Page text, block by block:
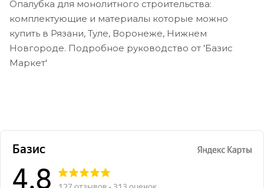
Опалубка для монолитного строительства:
комплектующие и материалы которые можно
купить в Рязани, Туле, Воронеже, Нижнем
Новгороде. Подробное руководство от 'Базис
Маркет'